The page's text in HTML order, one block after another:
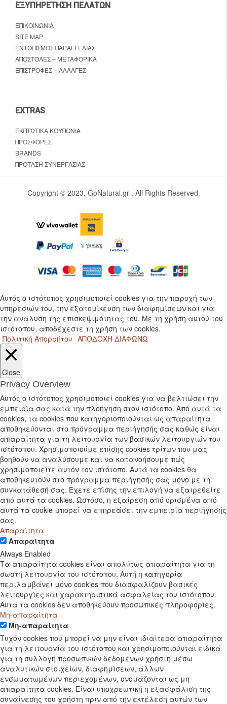
ΕΞΥΠΗΡΈΤΗΣΗ ΠΕΛΑΤΏΝ
ΕΠΙΚΟΙΝΩΝΊΑ
SITE MAP
ΕΝΤΟΠΙΣΜΌΣ ΠΑΡΑΓΓΕΛΊΑΣ
ΑΠΟΣΤΟΛΈΣ – ΜΕΤΑΦΟΡΙΚΆ
ΕΠΙΣΤΡΟΦΈΣ – ΑΛΛΑΓΈΣ
EXTRAS
ΕΚΠΤΩΤΙΚΆ ΚΟΥΠΌΝΙΑ
ΠΡΟΣΦΟΡΈΣ
BRANDS
ΠΡΌΤΑΣΗ ΣΥΝΕΡΓΑΣΊΑΣ
Copyright © 2023, GoNatural.gr , All Rights Reserved.
Αυτός ο ιστότοπος χρησιμοποιεί cookies για την παροχή των
υπηρεσιών του, την εξατομίκευση των διαφημίσεων και για
την ανάλυση της επισκεψιμότητας του. Με τη χρήση αυτού του
ιστότοπου, αποδέχεστε τη χρήση των cookies.
Πολιτική Απορρήτου ΑΠΟΔΟΧΗ ΔΙΑΦΩΝΩ
Close
Privacy Overview
Αυτός ο ιστότοπος χρησιμοποιεί cookies για να βελτιώσει την
εμπειρία σας κατά την πλοήγηση στον ιστότοπο. Από αυτά τα
cookies, τα cookies που κατηγοριοποιούνται ως απαραίτητα
αποθηκεύονται στο πρόγραμμα περιήγησής σας καθώς είναι
απαραίτητα για τη λειτουργία των βασικών λειτουργιών του
ιστότοπου. Χρησιμοποιούμε επίσης cookies τρίτων που μας
βοηθούν να αναλύσουμε και να κατανοήσουμε πώς
χρησιμοποιείτε αυτόν τον ιστότοπο. Αυτά τα cookies θα
αποθηκευτούν στο πρόγραμμα περιήγησής σας μόνο με τη
συγκατάθεσή σας. Έχετε επίσης την επιλογή να εξαιρεθείτε
από αυτά τα cookies. Ωστόσο, η εξαίρεση από ορισμένα από
αυτά τα cookie μπορεί να επηρεάσει την εμπειρία περιήγησής
σας.
Απαραίτητα
Απαραίτητα
Always Enabled
Τα απαραίτητα cookies είναι απολύτως απαραίτητα για τη
σωστή λειτουργία του ιστότοπου. Αυτή η κατηγορία
περιλαμβάνει μόνο cookies που διασφαλίζουν βασικές
λειτουργίες και χαρακτηριστικά ασφαλείας του ιστότοπου.
Αυτά τα cookies δεν αποθηκεύουν προσωπικές πληροφορίες.
Μη-απαραίτητα
Μη-απαραίτητα
Τυχόν cookies που μπορεί να μην είναι ιδιαίτερα απαραίτητα
για τη λειτουργία του ιστότοπου και χρησιμοποιούνται ειδικά
για τη συλλογή προσωπικών δεδομένων χρήστη μέσω
αναλυτικών στοιχείων, διαφημίσεων, άλλων
ενσωματωμένων περιεχομένων, ονομάζονται ως μη
απαραίτητα cookies. Είναι υποχρεωτική η εξασφάλιση της
συναίνεσης του χρήστη πριν από την εκτέλεση αυτών των